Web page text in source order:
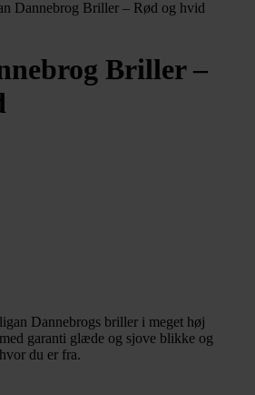
Dannebrog Briller – Rød og hvid
Briller –
Dannebrogs briller i meget høj
garanti glæde og sjove blikke og
du er fra.